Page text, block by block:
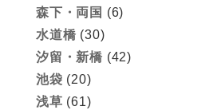
森下・両国 (6)
水道橋 (30)
汐留・新橋 (42)
池袋 (20)
浅草 (61)